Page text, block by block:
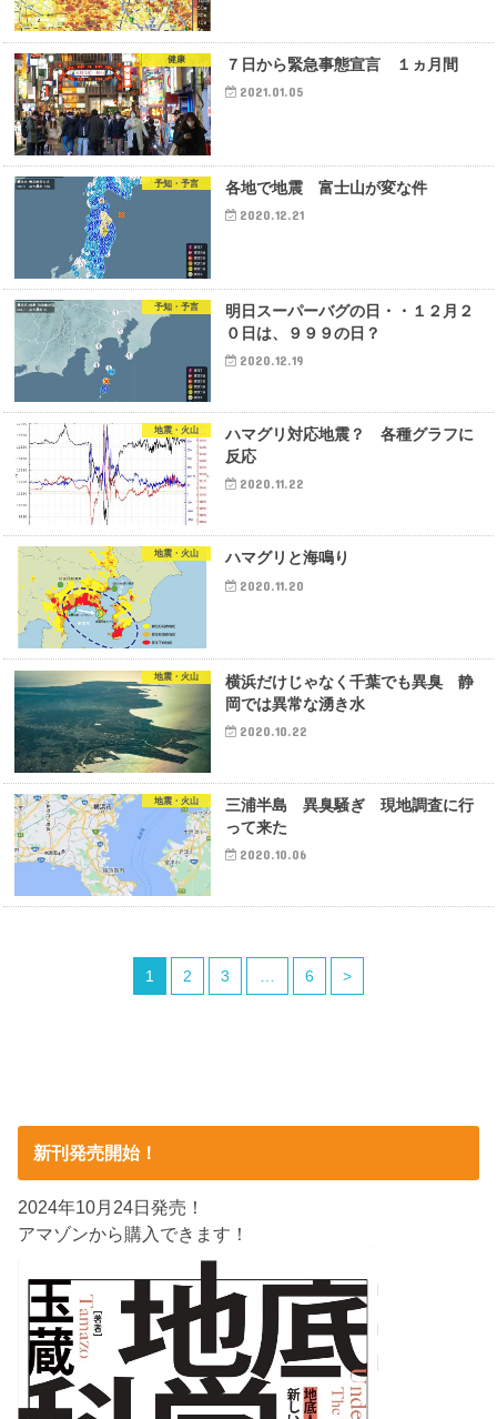
健康 ７日から緊急事態宣言 １ヵ月間
2021.01.05
予知・予言 各地で地震 富士山が変な件
2020.12.21
予知・予言
明日スーパーバグの日・・１２月２
０日は、９９９の日？
2020.12.19
地震・火山
ハマグリ対応地震？ 各種グラフに
反応
2020.11.22
地震・火山 ハマグリと海鳴り
2020.11.20
地震・火山
横浜だけじゃなく千葉でも異臭 静
岡では異常な湧き水
2020.10.22
地震・火山
三浦半島 異臭騒ぎ 現地調査に行
って来た
2020.10.06
1 2 3 … 6 >
新刊発売開始！
2024年10月24日発売！
アマゾンから購入できます！